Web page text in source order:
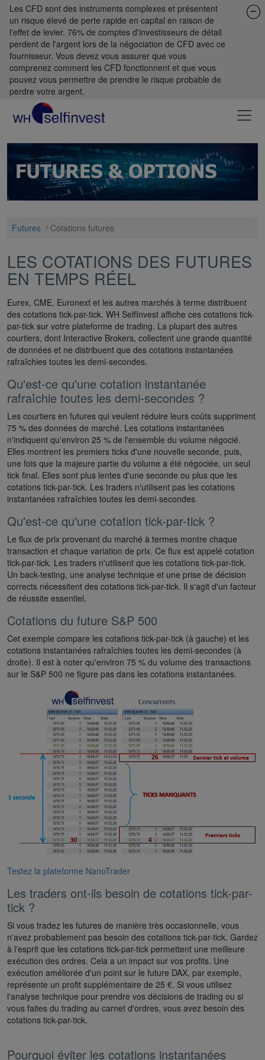
Les CFD sont des instruments complexes et présentent
un risque élevé de perte rapide en capital en raison de
l'effet de levier. 76% de comptes d'investisseurs de détail
perdent de l'argent lors de la négociation de CFD avec ce
fournisseur. Vous devez vous assurer que vous
comprenez comment les CFD fonctionnent et que vous
pouvez vous permettre de prendre le risque probable de
perdre votre argent.
Futures / Cotations futures
LES COTATIONS DES FUTURES
EN TEMPS RÉEL
Eurex, CME, Euronext et les autres marchés à terme distribuent
des cotations tick-par-tick. WH SelfInvest affiche ces cotations tick-
par-tick sur votre plateforme de trading. La plupart des autres
courtiers, dont Interactive Brokers, collectent une grande quantité
de données et ne distribuent que des cotations instantanées
rafraîchies toutes les demi-secondes.
Qu'est-ce qu'une cotation instantanée
rafraîchie toutes les demi-secondes ?
Les courtiers en futures qui veulent réduire leurs coûts suppriment
75 % des données de marché. Les cotations instantanées
n'indiquent qu'environ 25 % de l'ensemble du volume négocié.
Elles montrent les premiers ticks d'une nouvelle seconde, puis,
une fois que la majeure partie du volume a été négociée, un seul
tick final. Elles sont plus lentes d'une seconde ou plus que les
cotations tick-par-tick. Les traders n'utilisent pas les cotations
instantanées rafraîchies toutes les demi-secondes.
Qu'est-ce qu'une cotation tick-par-tick ?
Le flux de prix provenant du marché à termes montre chaque
transaction et chaque variation de prix. Ce flux est appelé cotation
tick-par-tick. Les traders n'utilisent que les cotations tick-par-tick.
Un back-testing, une analyse technique et une prise de décision
corrects nécessitent des cotations tick-par-tick. Il s'agit d'un facteur
de réussite essentiel.
Cotations du future S&P 500
Cet exemple compare les cotations tick-par-tick (à gauche) et les
cotations instantanées rafraîchies toutes les demi-secondes (à
droite). Il est à noter qu'environ 75 % du volume des transactions
sur le S&P 500 ne figure pas dans les cotations instantanées.
Testez la plateforme NanoTrader
Les traders ont-ils besoin de cotations tick-par-
tick ?
Si vous tradez les futures de manière très occasionnelle, vous
n'avez probablement pas besoin des cotations tick-par-tick. Gardez
à l'esprit que les cotations tick-par-tick permettent une meilleure
exécution des ordres. Cela a un impact sur vos profits. Une
exécution améliorée d'un point sur le future DAX, par exemple,
représente un profit supplémentaire de 25 €. Si vous utilisez
l'analyse technique pour prendre vos décisions de trading ou si
vous faites du trading au carnet d'ordres, vous avez besoin des
cotations tick-par-tick.
Pourquoi éviter les cotations instantanées